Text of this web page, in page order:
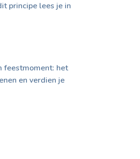
principe lees je in
feestmoment: het
en verdien je